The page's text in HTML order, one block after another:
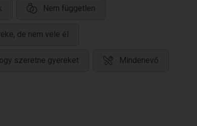
Nem független
de nem vele él
szeretne gyereket Mindenevő